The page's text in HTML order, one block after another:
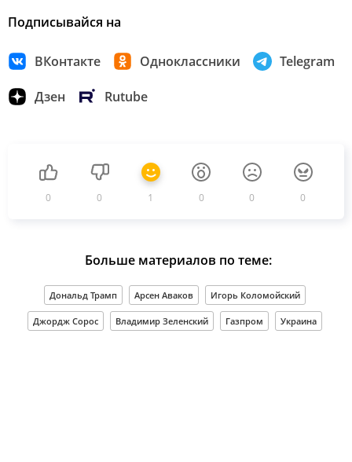
Подписывайся на
ВКонтакте Одноклассники Telegram
Дзен Rutube
0 0 1 0 0 0
Больше материалов по теме:
Дональд Трамп Арсен Аваков Игорь Коломойский
Джордж Сорос Владимир Зеленский Газпром Украина